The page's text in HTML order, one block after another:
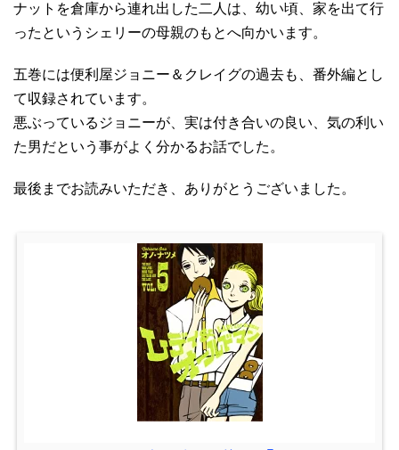
ナットを倉庫から連れ出した二人は、幼い頃、家を出て行
ったというシェリーの母親のもとへ向かいます。
五巻には便利屋ジョニー＆クレイグの過去も、番外編とし
て収録されています。
悪ぶっているジョニーが、実は付き合いの良い、気の利い
た男だという事がよく分かるお話でした。
最後までお読みいただき、ありがとうございました。